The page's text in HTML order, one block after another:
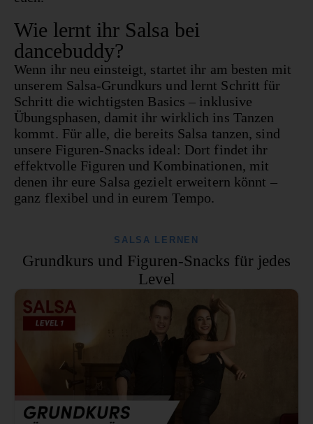
Wie lernt ihr Salsa bei
dancebuddy?
Wenn ihr neu einsteigt, startet ihr am besten mit
unserem Salsa-Grundkurs und lernt Schritt für
Schritt die wichtigsten Basics – inklusive
Übungsphasen, damit ihr wirklich ins Tanzen
kommt. Für alle, die bereits Salsa tanzen, sind
unsere Figuren-Snacks ideal: Dort findet ihr
effektvolle Figuren und Kombinationen, mit
denen ihr eure Salsa gezielt erweitern könnt –
ganz flexibel und in eurem Tempo.
SALSA LERNEN
Grundkurs und Figuren-Snacks für jedes
Level